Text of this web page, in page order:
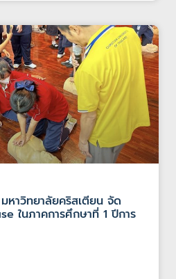
หาวิทยาลัยคริสเตียน จัด
ในภาคการศึกษาที่ 1 ปีการ